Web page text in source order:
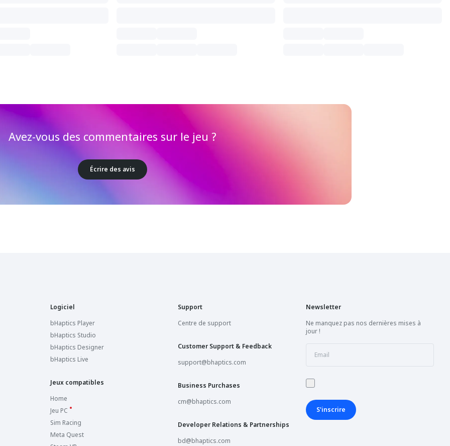
Avez-vous des commentaires sur le jeu ?
Écrire des avis
Logiciel
bHaptics Player
bHaptics Studio
bHaptics Designer
bHaptics Live
Jeux compatibles
Home
Jeu PC
Sim Racing
Meta Quest
Support
Centre de support
Customer Support & Feedback
support@bhaptics.com
Business Purchases
cm@bhaptics.com
Developer Relations & Partnerships
bd@bhaptics.com
Newsletter
Ne manquez pas nos dernières mises à
jour !
S'inscrire